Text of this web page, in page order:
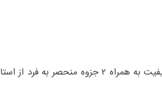
پکیج آموزش لغات انگلیسی شامل2880دقیقه آموزش به صورت تصویری و کلاسی با بهترین کیفیت به